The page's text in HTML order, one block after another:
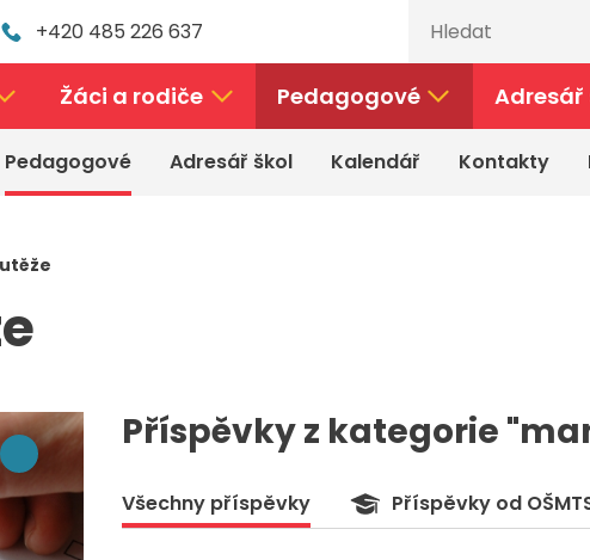
+420 485 226 637
Žáci a rodiče Pedagogové Adresář
Pedagogové Adresář škol Kalendář Kontakty
Příspěvky z kategorie
Všechny příspěvky Příspěvky od